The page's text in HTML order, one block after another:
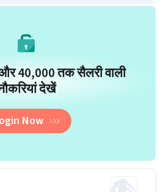
₹40,000 तक सैलरी वाली
देखें
Now